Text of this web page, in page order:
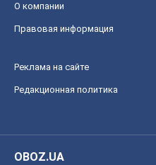
О компании
Правовая информация
Реклама на сайте
Редакционная политика
OBOZ.UA